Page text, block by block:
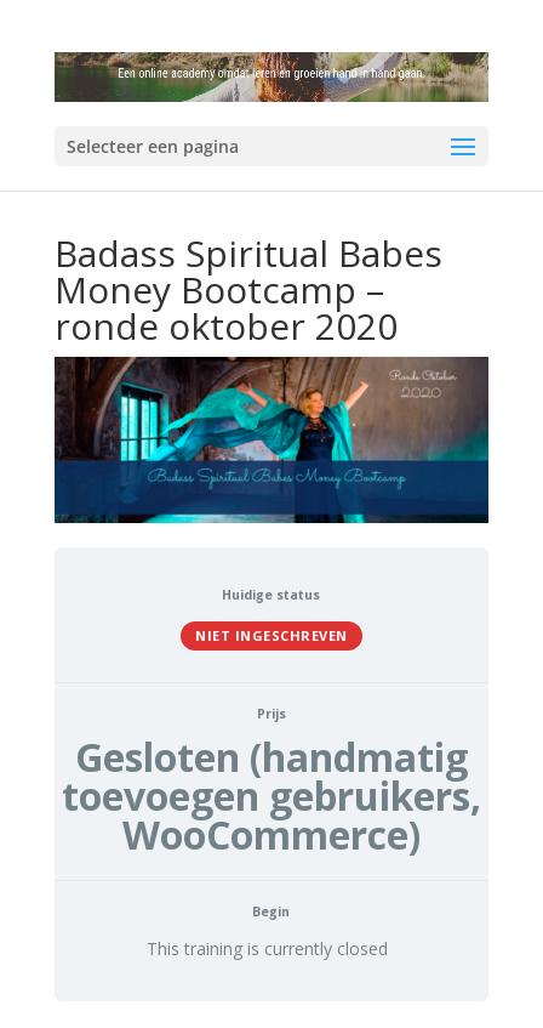
Selecteer een pagina
Badass Spiritual Babes
Money Bootcamp –
ronde oktober 2020
Huidige status
NIET INGESCHREVEN
Prijs
Gesloten (handmatig
toevoegen gebruikers,
WooCommerce)
Begin
This training is currently closed